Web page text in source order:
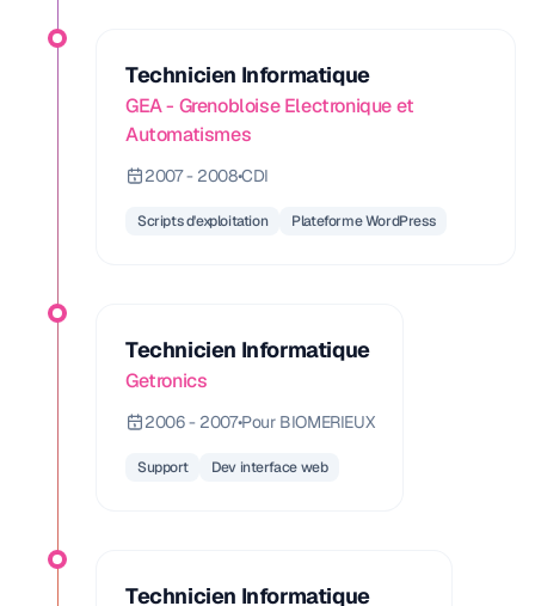
Technicien Informatique
GEA - Grenobloise Electronique et
Automatismes
2007 - 2008•CDI
Scripts d'exploitation Plateforme WordPress
Technicien Informatique
Getronics
2006 - 2007•Pour BIOMERIEUX
Support Dev interface web
Technicien Informatique